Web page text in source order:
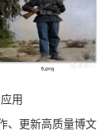
用
、更新高质量博文